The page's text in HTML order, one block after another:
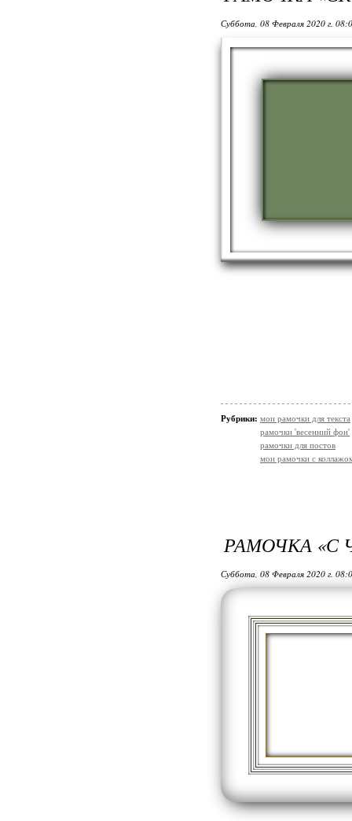
Суббота, 08 Февраля 2020 г.
Рубрики: мои рамочки для текста
рамочки 'весенний фон'
рамочки для постов
мои рамочки с
РАМОЧКА «С
Суббота, 08 Февраля 2020 г.